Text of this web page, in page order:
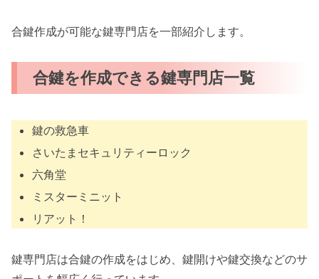
合鍵作成が可能な鍵専門店を一部紹介します。
合鍵を作成できる鍵専門店一覧
鍵の救急車
さいたまセキュリティーロック
六角堂
ミスターミニット
リアット！
鍵専門店は合鍵の作成をはじめ、鍵開けや鍵交換などのサ